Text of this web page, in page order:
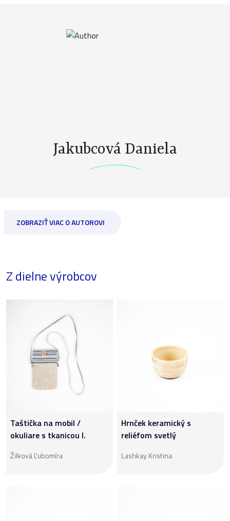
Jakubcová Daniela
ZOBRAZIŤ VIAC O AUTOROVI
Z dielne výrobcov
Taštička na mobil /
okuliare s tkanicou I.
Žilková Ľubomíra
Hrnček keramický s
reliéfom svetlý
Lashkay Kristina